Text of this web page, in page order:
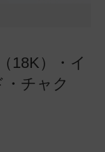
18K）・イ
チャク